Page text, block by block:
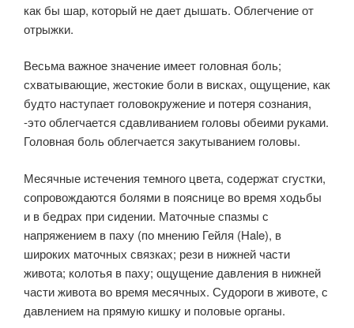
как бы шар, который не дает дышать. Облегчение от
отрыжки.
Весьма важное значение имеет головная боль;
схватывающие, жестокие боли в висках, ощущение, как
будто наступает головокружение и потеря сознания,
-это облегчается сдавливанием головы обеими руками.
Головная боль облегчается закутыванием головы.
Месячные истечения темного цвета, содержат сгустки,
сопровождаются болями в пояснице во время ходьбы
и в бедрах при сидении. Маточные спазмы с
напряжением в паху (по мнению Гейля (Hale), в
широких маточных связках; рези в нижней части
живота; колотья в паху; ощущение давления в нижней
части живота во время месячных. Судороги в животе, с
давлением на прямую кишку и половые органы.